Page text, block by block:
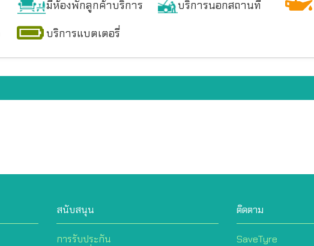
มีห้องพักลูกค้าบริการ บริการนอกสถานที่
บริการแบตเตอรี่
สนับสนุน
การรับประกัน
ติดตาม
SaveTyre